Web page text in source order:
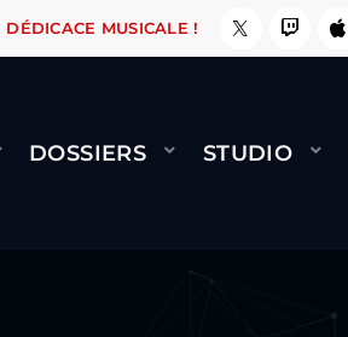
ÇA LE FAIT ! NAMI
DÉDICACE MUSICALE !
DOSSIERS STUDIO